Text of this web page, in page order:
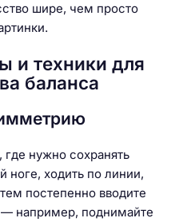
шире, чем просто
и техники для
баланса
нужно сохранять
ноге, ходить по линии,
постепенно вводите
например, поднимайте